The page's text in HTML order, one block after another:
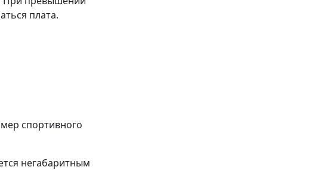
плата.
спортивного
негабаритным